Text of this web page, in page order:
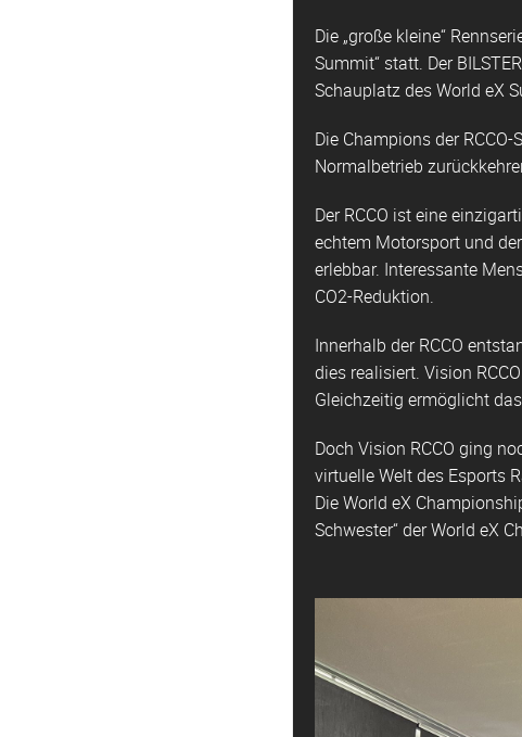
Die „große kleine“
Summit“ statt. Der
Schauplatz des World eX
Die Champions der
Normalbetrieb
Der RCCO ist eine
echtem Motorsport und
erlebbar. Interessante
CO2-Reduktion.
Innerhalb der RCCO
dies realisiert. Vision
Gleichzeitig ermöglicht
Doch Vision RCCO ging
virtuelle Welt des Esports
Die World eX
Schwester“ der World eX